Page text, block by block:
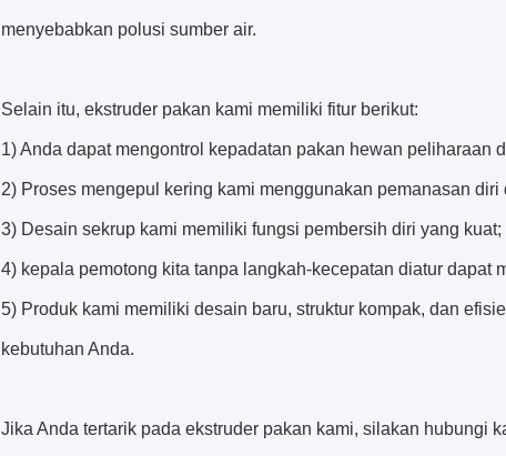
menyebabkan polusi sumber air.
Selain itu, ekstruder pakan kami memiliki fitur berikut:
1) Anda dapat mengontrol kepadatan pakan hewan peliharaan
2) Proses mengepul kering kami menggunakan pemanasan
3) Desain sekrup kami memiliki fungsi pembersih diri yang kuat;
4) kepala pemotong kita tanpa langkah-kecepatan diatur dapat
5) Produk kami memiliki desain baru, struktur kompak, dan
kebutuhan Anda.
Jika Anda tertarik pada ekstruder pakan kami, silakan hubungi